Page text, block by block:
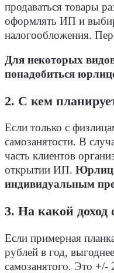
продаваться товары
оформлять ИП и
налогообложения.
Для некоторых
понадобиться
2. С кем
Если только с
самозанятости. В
часть клиентов
открытии ИП.
индивидуальным
3. На какой доход
Если примерная
рублей в год,
самозанятого. Это +/-